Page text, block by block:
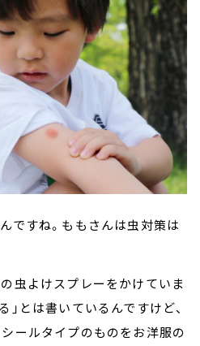
ですね。ももさんは虫対策は
虫よけスプレーをかけていま
」とは書いているんですけど、
ールタイプのものをお洋服の